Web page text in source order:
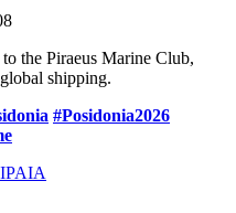
the Piraeus Marine Club,
shipping.
#Posidonia2026